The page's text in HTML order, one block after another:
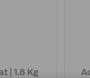
| 1.8 Kg